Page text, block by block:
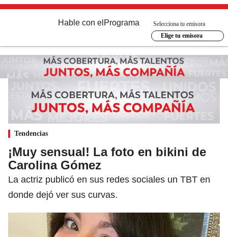
Hable con el Programa
Selecciona tu emisora
Elige tu emisora
Tendencias
¡Muy sensual! La foto en bikini de
Carolina Gómez
La actriz publicó en sus redes sociales un TBT en
donde dejó ver sus curvas.